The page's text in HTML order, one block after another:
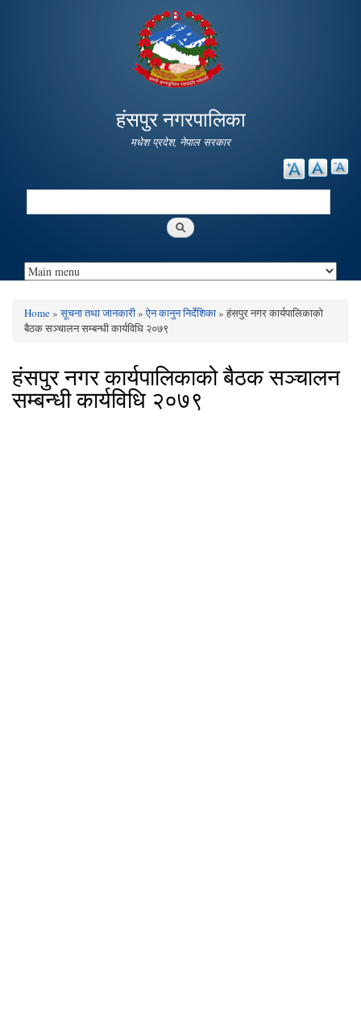
main
content
हंसपुर नगरपालिका
मधेश प्रदेश, नेपाल सरकार
Search
You are here
Home»सूचना तथा जानकारी»ऐन कानुन निर्देशिका» हंसपुर नगर कार्यपालिकाको
बैठक सञ्चालन सम्बन्धी कार्यविधि २०७९
हंसपुर नगर कार्यपालिकाको बैठक सञ्चालन
सम्बन्धी कार्यविधि २०७९